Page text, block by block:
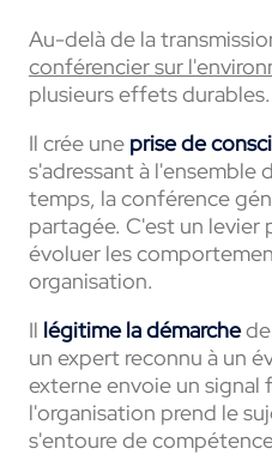
Au-delà de la
conférencier sur
plusieurs effets durables.
Il crée une prise de
s'adressant à l'ensemble
temps, la conférence
partagée. C'est un levier
évoluer les
organisation.
Il légitime la démarche
un expert reconnu à un
externe envoie un
l'organisation prend le
s'entoure de